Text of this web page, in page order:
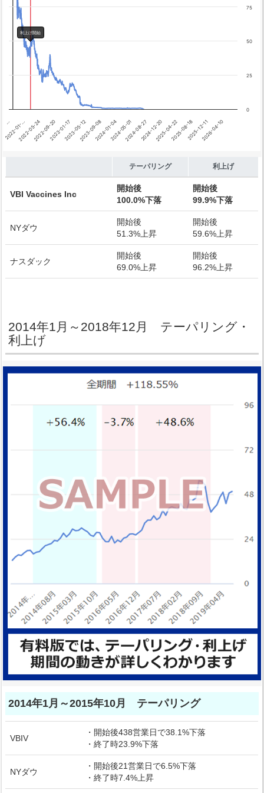
利上げ開始
利上げ開始
…
2022-01-…2022-05-242022-09-202023-01-172023-05-122023-09-082024-01-042024-05-012024-08-272024-12-202025-04-222025-08-182025-12-112026-04-10
0
25
50
75
テーパリング 利上げ
VBI Vaccines Inc
開始後
100.0%下落
開始後
99.9%下落
NYダウ
開始後
51.3%上昇
開始後
59.6%上昇
ナスダック
開始後
69.0%上昇
開始後
96.2%上昇
2014年1月～2018年12月 テーパリング・
利上げ
2014年1月～2015年10月 テーパリング
VBIV
・開始後438営業日で38.1%下落
・終了時23.9%下落
NYダウ
・開始後21営業日で6.5%下落
・終了時7.4%上昇